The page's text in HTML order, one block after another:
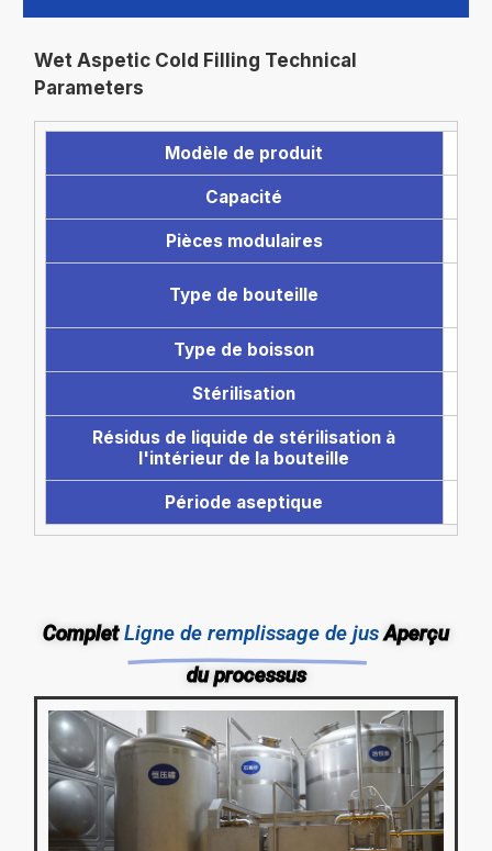
Wet Aspetic Cold Filling Technical
Parameters
Modèle de produit
Capacité
Pièces modulaires
Type de bouteille
Type de boisson
Stérilisation
Résidus de liquide de stérilisation à
l'intérieur de la bouteille
Période aseptique
Complet Ligne de remplissage de jus Aperçu
du processus